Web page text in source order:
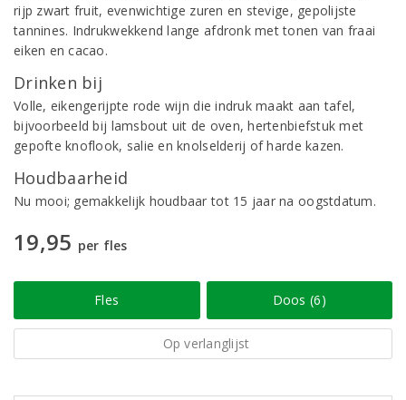
rijp zwart fruit, evenwichtige zuren en stevige, gepolijste
tannines. Indrukwekkend lange afdronk met tonen van fraai
eiken en cacao.
Drinken bij
Volle, eikengerijpte rode wijn die indruk maakt aan tafel,
bijvoorbeeld bij lamsbout uit de oven, hertenbiefstuk met
gepofte knoflook, salie en knolselderij of harde kazen.
Houdbaarheid
Nu mooi; gemakkelijk houdbaar tot 15 jaar na oogstdatum.
19,95 per fles
Fles Doos (6)
Op verlanglijst